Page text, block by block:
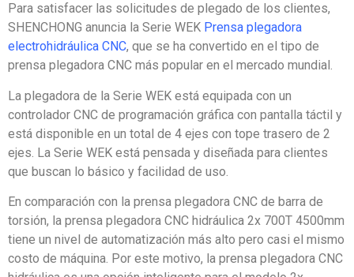
Para satisfacer las solicitudes de plegado de los clientes,
SHENCHONG anuncia la Serie WEK Prensa plegadora
electrohidráulica CNC, que se ha convertido en el tipo de
prensa plegadora CNC más popular en el mercado mundial.
La plegadora de la Serie WEK está equipada con un
controlador CNC de programación gráfica con pantalla táctil y
está disponible en un total de 4 ejes con tope trasero de 2
ejes. La Serie WEK está pensada y diseñada para clientes
que buscan lo básico y facilidad de uso.
En comparación con la prensa plegadora CNC de barra de
torsión, la prensa plegadora CNC hidráulica 2x 700T 4500mm
tiene un nivel de automatización más alto pero casi el mismo
costo de máquina. Por este motivo, la prensa plegadora CNC